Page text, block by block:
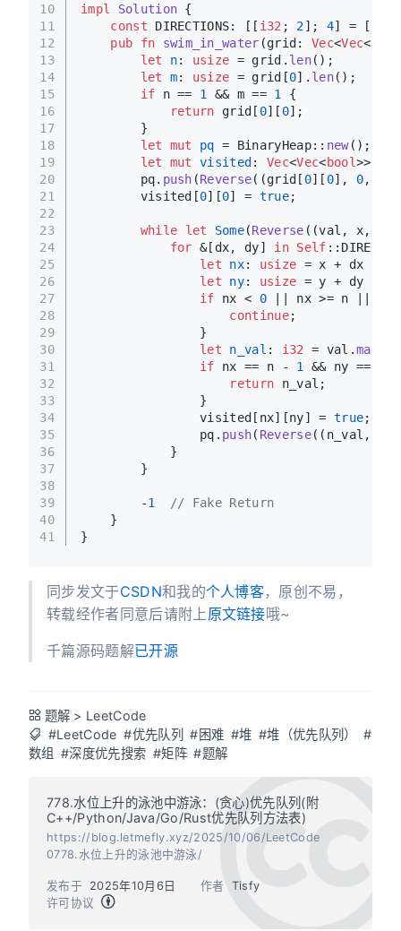
10
11
12
13
14
15
16
17
18
19
20
21
22
23
24
25
26
27
28
29
30
31
32
33
34
35
36
37
38
39
40
41
impl Solution {
const DIRECTIONS: [[ i32 ; 2]; 4] = [[
pub
fn swim_in_water (grid: Vec<Vec<
let
n: usize = grid. len();
let
m: usize = grid[0]. len();
if n == 1 && m == 1
{
return grid[ 0][ 0];
        }
let
mut pq = BinaryHeap:: new();
let
mut visited : Vec<Vec<bool>> =
        pq.
push (Reverse((grid[ 0][ 0], 0,
        visited[
0][0] = true;
while let Some(Reverse ((val, x,
for &[dx, dy] in Self
let
nx: usize = x + dx
let
ny: usize = y + dy
if nx < 0 || nx >= n || ny
continue;
                }
let
n_val : i32 = val.max
if nx == n - 1
&& ny == m
return n_val;
                }
                visited[nx][ny] =
true;
                pq.
push( Reverse((n_val,
            }
        }
        -
1
// Fake Return
    }
}
同步发文于CSDN和我的个人博客，原创不易，
转载经作者同意后请附上 原文链接哦~
千篇源码题解已开源
题解 > LeetCode
#LeetCode #优先队列 #困难 #堆 #堆（优先队列）
#
数组 #深度优先搜索 #矩阵 #题解
778.水位上升的泳池中游泳：(贪心)优先队列(附
C++/Python/Java/Go/Rust优先队列方法表)
https://blog.letmefly.xyz/2025/10/06/LeetCode
0778.水位上升的泳池中游泳/
作者 Tisfy
发布于
2025年10月6日
许可协议